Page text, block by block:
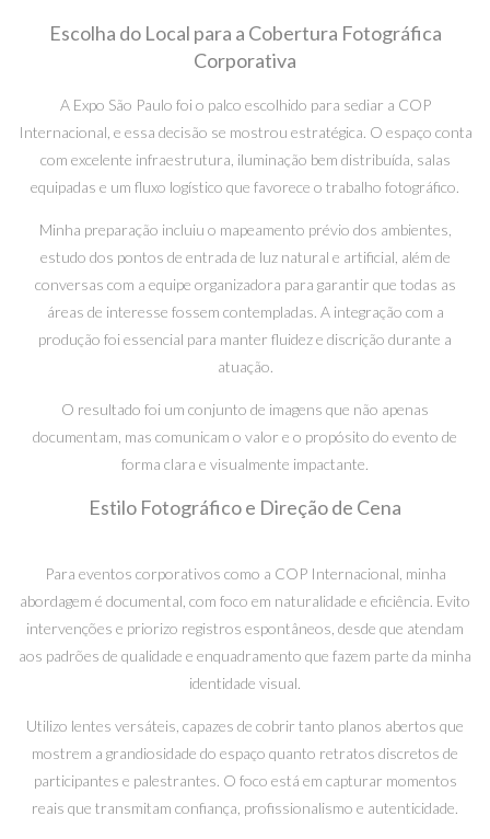
Escolha do Local para a Cobertura Fotográfica
Corporativa
A Expo São Paulo foi o palco escolhido para sediar a COP
Internacional, e essa decisão se mostrou estratégica. O espaço conta
com excelente infraestrutura, iluminação bem distribuída, salas
equipadas e um fluxo logístico que favorece o trabalho fotográfico.
Minha preparação incluiu o mapeamento prévio dos ambientes,
estudo dos pontos de entrada de luz natural e artificial, além de
conversas com a equipe organizadora para garantir que todas as
áreas de interesse fossem contempladas. A integração com a
produção foi essencial para manter fluidez e discrição durante a
atuação.
O resultado foi um conjunto de imagens que não apenas
documentam, mas comunicam o valor e o propósito do evento de
forma clara e visualmente impactante.
Estilo Fotográfico e Direção de Cena
Para eventos corporativos como a COP Internacional, minha
abordagem é documental, com foco em naturalidade e eficiência. Evito
intervenções e priorizo registros espontâneos, desde que atendam
aos padrões de qualidade e enquadramento que fazem parte da minha
identidade visual.
Utilizo lentes versáteis, capazes de cobrir tanto planos abertos que
mostrem a grandiosidade do espaço quanto retratos discretos de
participantes e palestrantes. O foco está em capturar momentos
reais que transmitam confiança, profissionalismo e autenticidade.